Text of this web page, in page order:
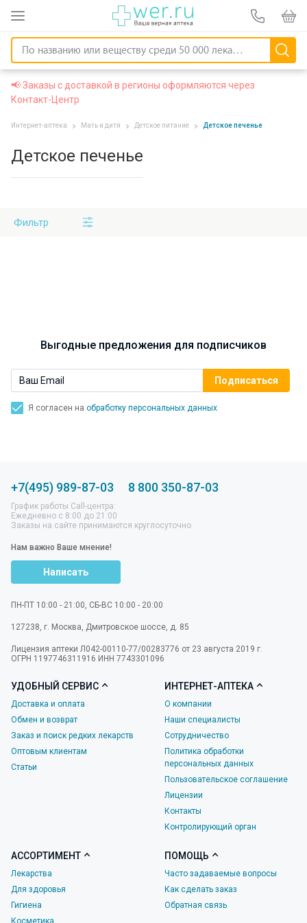
📢 Заказы с доставкой в регионы оформляются через
Контакт-Центр
Интернет-аптека Мать и дитя Детское питание Детское печенье
Детское печенье
Фильтр
Выгодные предложения для подписчиков
Я согласен на обработку персональных данных
+7(495) 989-87-03 8 800 350-87-03
График работы Call-центра:
Ежедневно с 8:00 до 21:00
Заказы на сайте принимаются круглосуточно
Нам важно Ваше мнение!
Написать
ПН-ПТ 10:00 - 21:00, СБ-ВС 10:00 - 20:00
127238, г. Москва, Дмитровское шоссе, д. 85
Лицензия аптеки Л042-00110-77/00283776 от 23 августа 2019 г.
ОГРН 1197746311916 ИНН 7743301096
УДОБНЫЙ СЕРВИС
Доставка и оплата
Обмен и возврат
Заказ и поиск редких лекарств
Оптовым клиентам
Статьи
ИНТЕРНЕТ-АПТЕКА
О компании
Наши специалисты
Сотрудничество
Политика обработки
персональных данных
Пользовательское соглашение
Лицензии
Контакты
Контролирующий орган
АССОРТИМЕНТ
Лекарства
Для здоровья
Гигиена
Косметика
ПОМОЩЬ
Часто задаваемые вопросы
Как сделать заказ
Обратная связь